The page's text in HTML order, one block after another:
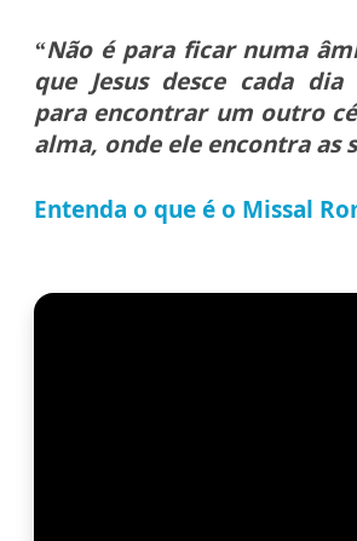
“Não é para ficar numa
que Jesus desce cada
para encontrar um outro
alma, onde ele encontra as
Entenda o que é o Missal